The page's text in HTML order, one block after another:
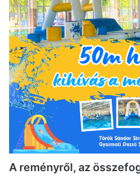
A reményről, az